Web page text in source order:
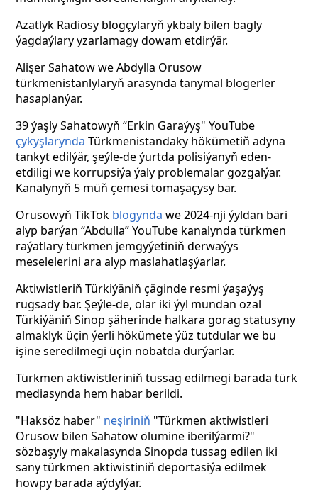
Azatlyk Radiosy blogçylaryň ykbaly bilen bagly
ýagdaýlary yzarlamagy dowam etdirýär.
Alişer Sahatow we Abdylla Orusow
türkmenistanlylaryň arasynda tanymal blogerler
hasaplanýar.
39 ýaşly Sahatowyň “Erkin Garaýyş" YouTube
çykyşlarynda Türkmenistandaky hökümetiň adyna
tankyt edilýär, şeýle-de ýurtda polisiýanyň eden-
etdiligi we korrupsiýa ýaly problemalar gozgalýar.
Kanalynyň 5 müň çemesi tomaşaçysy bar.
Orusowyň TikTok blogynda we 2024-nji ýyldan bäri
alyp barýan “Abdulla” YouTube kanalynda türkmen
raýatlary türkmen jemgyýetiniň derwaýys
meselelerini ara alyp maslahatlaşýarlar.
Aktiwistleriň Türkiýäniň çäginde resmi ýaşaýyş
rugsady bar. Şeýle-de, olar iki ýyl mundan ozal
Türkiýäniň Sinop şäherinde halkara gorag statusyny
almaklyk üçin ýerli hökümete ýüz tutdular we bu
işine seredilmegi üçin nobatda durýarlar.
Türkmen aktiwistleriniň tussag edilmegi barada türk
mediasynda hem habar berildi.
"Haksöz haber" neşiriniň "Türkmen aktiwistleri
Orusow bilen Sahatow ölümine iberilýärmi?"
sözbaşyly makalasynda Sinopda tussag edilen iki
sany türkmen aktiwistiniň deportasiýa edilmek
howpy barada aýdylýar.